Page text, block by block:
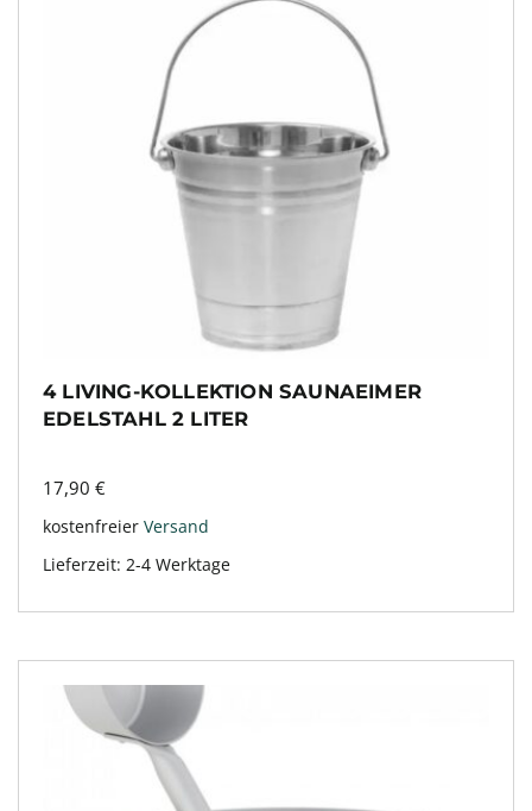
4 LIVING-KOLLEKTION SAUNAEIMER
EDELSTAHL 2 LITER
17,90 €
kostenfreier Versand
Lieferzeit: 2-4 Werktage